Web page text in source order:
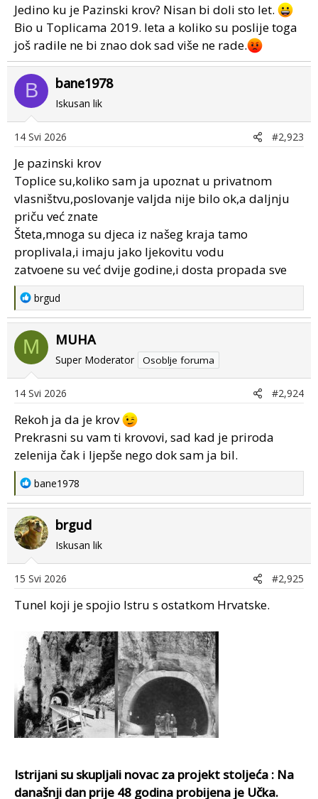
Jedino ku je Pazinski krov? Nisan bi doli sto let.
Bio u Toplicama 2019. leta a koliko su poslije toga
još radile ne bi znao dok sad više ne rade.
B bane1978
Iskusan lik
14 Svi 2026 #2,923
Je pazinski krov
Toplice su,koliko sam ja upoznat u privatnom
vlasništvu,poslovanje valjda nije bilo ok,a daljnju
priču već znate
Šteta,mnoga su djeca iz našeg kraja tamo
proplivala,i imaju jako ljekovitu vodu
zatvoene su već dvije godine,i dosta propada sve
R
e
a
c
t
n
s
:
brgud
M MUHA
Super Moderator Osoblje foruma
14 Svi 2026 #2,924
Rekoh ja da je krov
Prekrasni su vam ti krovovi, sad kad je priroda
zelenija čak i ljepše nego dok sam ja bil.
R
e
a
c
t
n
s
bane1978
brgud
Iskusan lik
15 Svi 2026 #2,925
Tunel koji je spojio Istru s ostatkom Hrvatske.
Istrijani su skupljali novac za projekt stoljeća : Na
današnji dan prije 48 godina probijena je Učka.​